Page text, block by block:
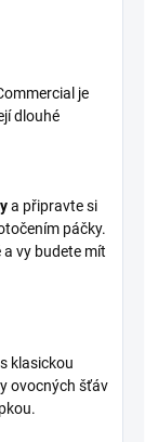
je
dlouhé
a připravte si
páčky.
vy budete mít
klasickou
ovocných šťáv